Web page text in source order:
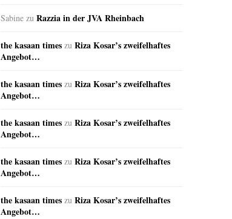
Sabine zu Razzia in der JVA Rheinbach
the kasaan times zu Riza Kosar’s zweifelhaftes
Angebot…
the kasaan times zu Riza Kosar’s zweifelhaftes
Angebot…
the kasaan times zu Riza Kosar’s zweifelhaftes
Angebot…
the kasaan times zu Riza Kosar’s zweifelhaftes
Angebot…
the kasaan times zu Riza Kosar’s zweifelhaftes
Angebot…